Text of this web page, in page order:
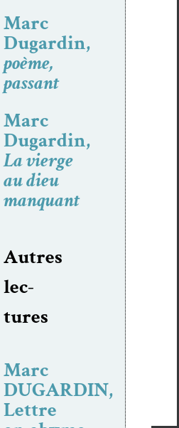
Marc
Dugardin,
poème,
passant
Marc
Dugardin,
La vierge
au dieu
manquant
Autres
lec­
tures
Marc
DUGARDIN,
Lettre